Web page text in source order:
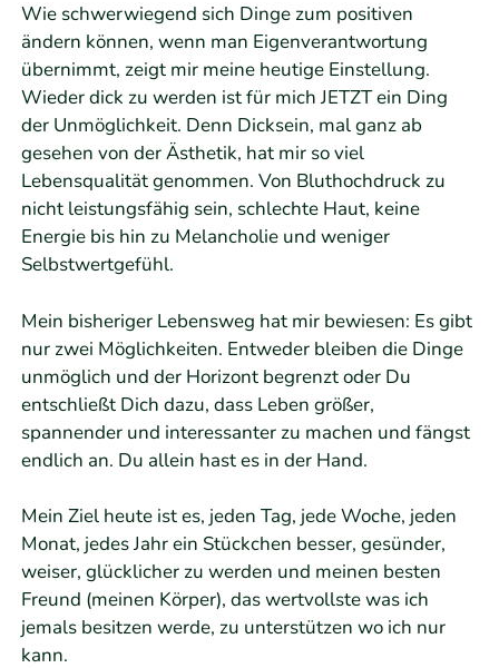
Wie schwerwiegend sich Dinge zum positiven
ändern können, wenn man Eigenverantwortung
übernimmt, zeigt mir meine heutige Einstellung.
Wieder dick zu werden ist für mich JETZT ein Ding
der Unmöglichkeit. Denn Dicksein, mal ganz ab
gesehen von der Ästhetik, hat mir so viel
Lebensqualität genommen. Von Bluthochdruck zu
nicht leistungsfähig sein, schlechte Haut, keine
Energie bis hin zu Melancholie und weniger
Selbstwertgefühl.
Mein bisheriger Lebensweg hat mir bewiesen: Es gibt
nur zwei Möglichkeiten. Entweder bleiben die Dinge
unmöglich und der Horizont begrenzt oder Du
entschließt Dich dazu, dass Leben größer,
spannender und interessanter zu machen und fängst
endlich an. Du allein hast es in der Hand.
Mein Ziel heute ist es, jeden Tag, jede Woche, jeden
Monat, jedes Jahr ein Stückchen besser, gesünder,
weiser, glücklicher zu werden und meinen besten
Freund (meinen Körper), das wertvollste was ich
jemals besitzen werde, zu unterstützen wo ich nur
kann.